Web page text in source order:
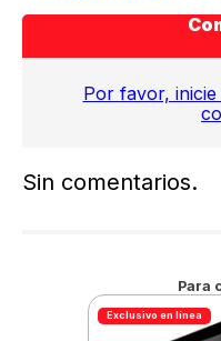
Por favor,
Sin comentarios.
Para
Exclusivo en línea